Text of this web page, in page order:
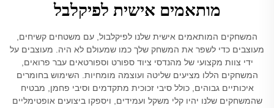
מותאמים אישית לפיקלבל
המשחקים המותאמים אישית שלנו לפיקלבול, עם משטחים קשיחים,
מעוצבים כדי לשפר את המשחק שלך כמו שמעולם לא היה. מעוצבים על
ידי צוות מקצועי של מהנדסי ציוד ספורט וספורטאים עבר פרואים,
המשחקים הללו מציעים שליטה ועוצמה מומחיות. השימוש בחומרים
איכותיים גבוהים, כולל סיבי זכוכית מתקדמים וסיבי פחמן, מבטיח
שהמשחקים שלנו יהיו קלי משקל ועמידים, ויספקו ביצועים אופטימליים